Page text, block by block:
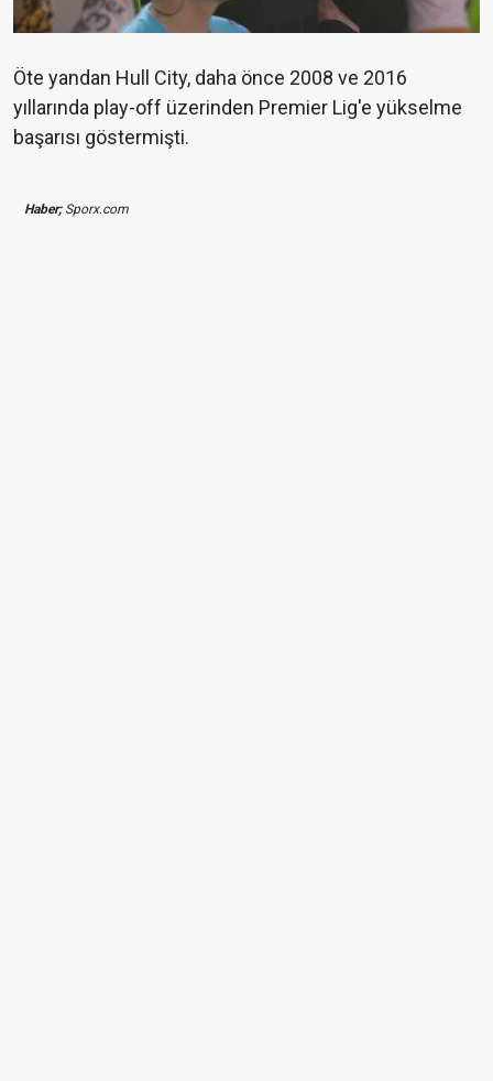
Öte yandan Hull City, daha önce 2008 ve 2016
yıllarında play-off üzerinden Premier Lig'e yükselme
başarısı göstermişti.
Haber;Sporx.com